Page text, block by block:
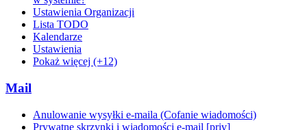
Ustawienia Organizacji
Lista TODO
Kalendarze
Ustawienia
Pokaż więcej (+12)
Mail
Anulowanie wysyłki e-maila (Cofanie wiadomości)
Prywatne skrzynki i wiadomości e-mail [priv]